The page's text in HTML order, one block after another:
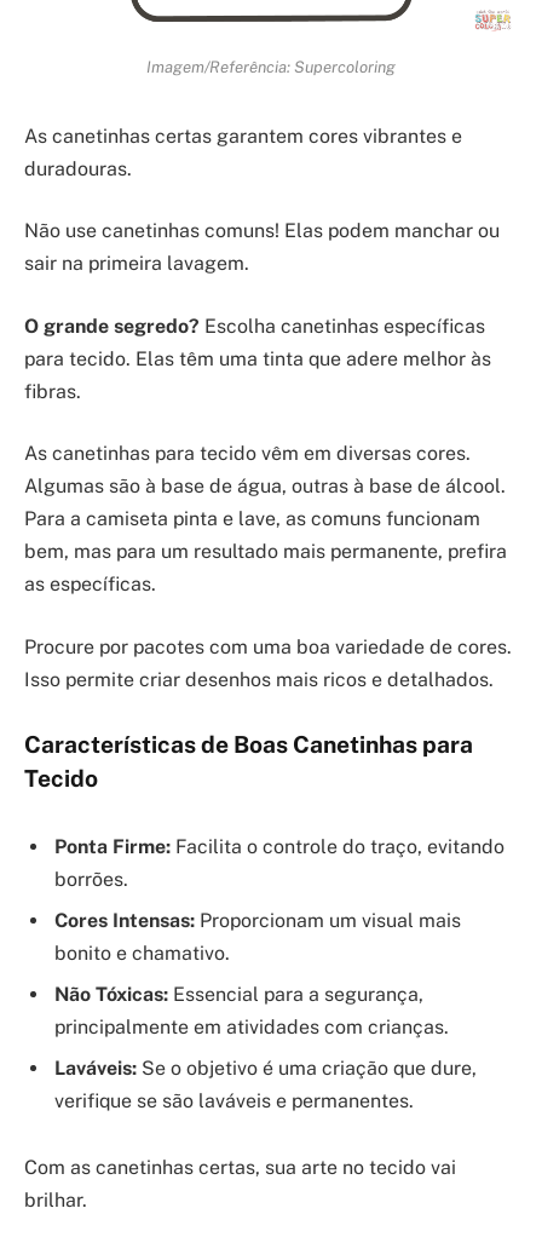
Imagem/Referência: Supercoloring
As canetinhas certas garantem cores vibrantes e
duradouras.
Não use canetinhas comuns! Elas podem manchar ou
sair na primeira lavagem.
O grande segredo? Escolha canetinhas específicas
para tecido. Elas têm uma tinta que adere melhor às
fibras.
As canetinhas para tecido vêm em diversas cores.
Algumas são à base de água, outras à base de álcool.
Para a camiseta pinta e lave, as comuns funcionam
bem, mas para um resultado mais permanente, prefira
as específicas.
Procure por pacotes com uma boa variedade de cores.
Isso permite criar desenhos mais ricos e detalhados.
Características de Boas Canetinhas para
Tecido
Ponta Firme: Facilita o controle do traço, evitando
borrões.
Cores Intensas: Proporcionam um visual mais
bonito e chamativo.
Não Tóxicas: Essencial para a segurança,
principalmente em atividades com crianças.
Laváveis: Se o objetivo é uma criação que dure,
verifique se são laváveis e permanentes.
Com as canetinhas certas, sua arte no tecido vai
brilhar.